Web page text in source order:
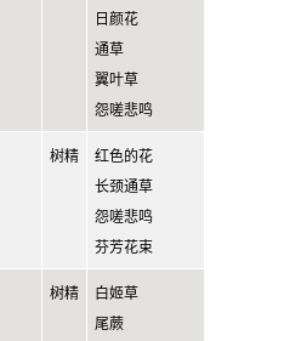
日颜花
通草
翼叶草
怨嗟悲鸣
树精
红色的花
长颈通草
怨嗟悲鸣
芬芳花束
树精
白姬草
尾蕨